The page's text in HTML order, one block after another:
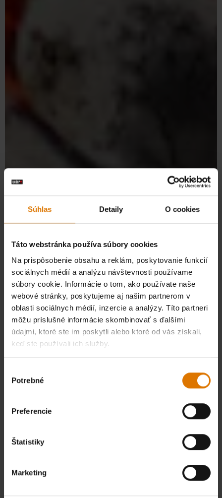
Súhlas Detaily O cookies
Táto webstránka používa súbory cookies
Na prispôsobenie obsahu a reklám, poskytovanie funkcií
sociálnych médií a analýzu návštevnosti používame
súbory cookie. Informácie o tom, ako používate naše
webové stránky, poskytujeme aj našim partnerom v
oblasti sociálnych médií, inzercie a analýzy. Títo partneri
môžu príslušné informácie skombinovať s ďalšími
údajmi, ktoré ste im poskytli alebo ktoré od vás získali,
keď ste používali ich služby.
súhlasu
Potrebné
Preferencie
Štatistiky
Marketing
Náhradné diely